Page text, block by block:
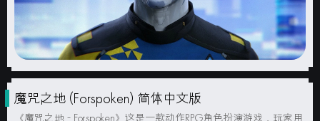
魔咒之地 (Forspoken) 简体中文版
《魔咒之地 - Forspoken》这是一款动作RPG角色扮演游戏，玩家用